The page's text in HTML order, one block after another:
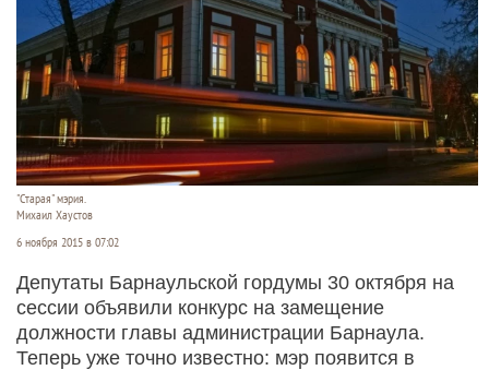
"Старая" мэрия.
Михаил Хаустов
6 ноября 2015 в 07:02
Депутаты Барнаульской гордумы 30 октября на
сессии объявили конкурс на замещение
должности главы администрации Барнаула.
Теперь уже точно известно: мэр появится в